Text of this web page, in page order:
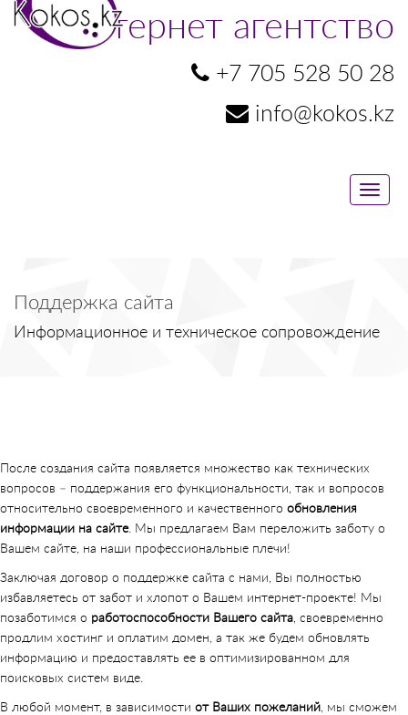
Интернет агентство
+7 705 528 50 28
info@kokos.kz
Toggle
Поддержка сайта
Информационное и техническое сопровождение
После создания сайта появляется множество как технических
вопросов – поддержания его функциональности, так и вопросов
относительно своевременного и качественного обновления
информации на сайте. Мы предлагаем Вам переложить заботу о
Вашем сайте, на наши профессиональные плечи!
Заключая договор о поддержке сайта с нами, Вы полностью
избавляетесь от забот и хлопот о Вашем интернет-проекте! Мы
позаботимся о работоспособности Вашего сайта, своевременно
продлим хостинг и оплатим домен, а так же будем обновлять
информацию и предоставлять ее в оптимизированном для
поисковых систем виде.
В любой момент, в зависимости от Ваших пожеланий, мы сможем